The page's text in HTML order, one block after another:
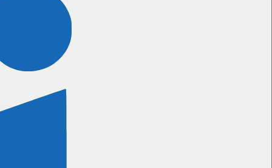
Certificeringen